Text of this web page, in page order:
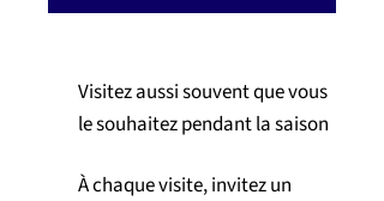
Visitez aussi souvent que vous
le souhaitez pendant la saison
À chaque visite, invitez un